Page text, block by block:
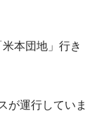
本団地」行き
が運行していま